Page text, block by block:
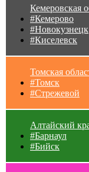
Кемеровская
#Кемерово
#Новокузнецк
#Киселевск
Томская
#Томск
#Стрежевой
Алтайский
#Барнаул
#Бийск